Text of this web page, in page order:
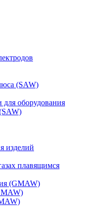
(SAW)
оборудования
изделий
плавящимся
(GMAW)